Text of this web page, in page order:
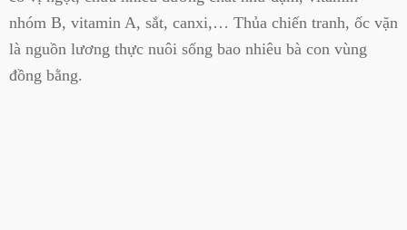
nhóm B, vitamin A, sắt, canxi,… Thủa chiến tranh, ốc vặn
là nguồn lương thực nuôi sống bao nhiêu bà con vùng
đồng bằng.